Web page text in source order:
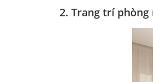
2. Trang trí phòng